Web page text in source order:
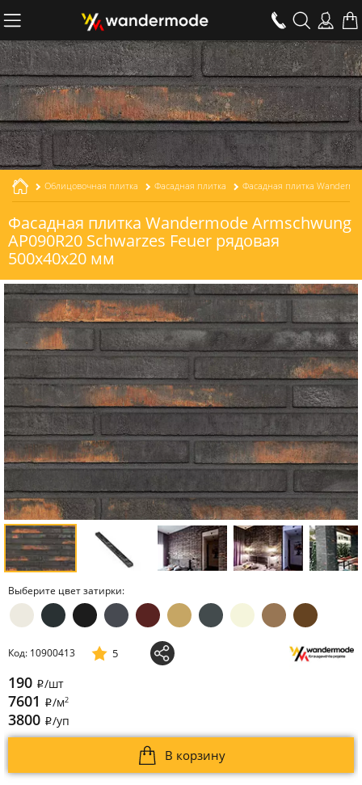
Облицовочная плитка Фасадная плитка
Фасадная плитка Wandermode Armschwung
AP090R20 Schwarzes Feuer рядовая
500x40x20 мм
Выберите цвет затирки:
Код: 10900413 5
190 i/шт
7601 i/м2
3800 i/уп
В корзину